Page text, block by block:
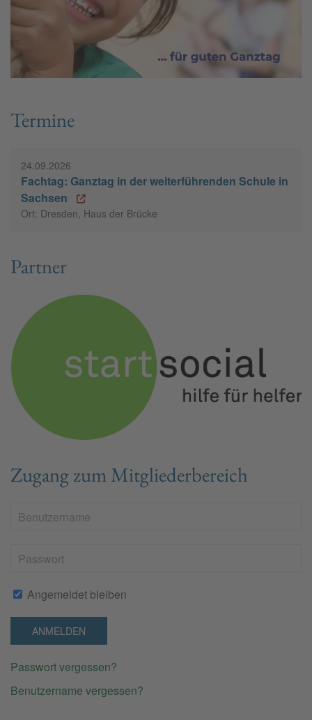
Termine
24.09.2026
Fachtag: Ganztag in der weiterführenden Schule in
Sachsen
Ort: Dresden, Haus der Brücke
Partner
Zugang zum Mitgliederbereich
Angemeldet bleiben
ANMELDEN
Passwort vergessen?
Benutzername vergessen?